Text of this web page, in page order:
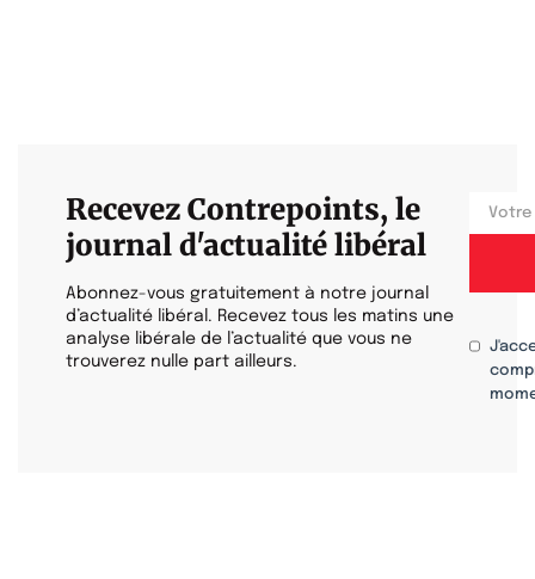
Recevez Contrepoints, le
journal d'actualité libéral
Abonnez-vous gratuitement à notre journal
d’actualité libéral. Recevez tous les matins une
analyse libérale de l’actualité que vous ne
trouverez nulle part ailleurs.